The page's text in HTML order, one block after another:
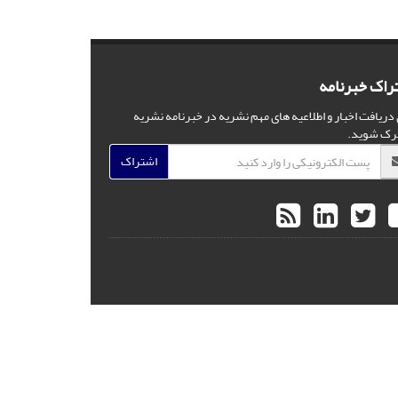
خبرنامه
دریافت اخبار و اطلاعیه های مهم نشریه در خبرنامه نشریه
شوید.
اشتراک